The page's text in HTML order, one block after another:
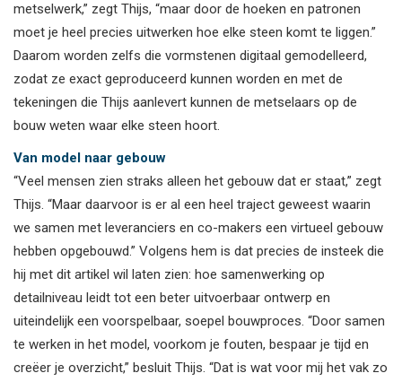
metselwerk,” zegt Thijs, “maar door de hoeken en patronen
moet je heel precies uitwerken hoe elke steen komt te liggen.”
Daarom worden zelfs die vormstenen digitaal gemodelleerd,
zodat ze exact geproduceerd kunnen worden en met de
tekeningen die Thijs aanlevert kunnen de metselaars op de
bouw weten waar elke steen hoort.
Van model naar gebouw
“Veel mensen zien straks alleen het gebouw dat er staat,” zegt
Thijs. “Maar daarvoor is er al een heel traject geweest waarin
we samen met leveranciers en co-makers een virtueel gebouw
hebben opgebouwd.” Volgens hem is dat precies de insteek die
hij met dit artikel wil laten zien: hoe samenwerking op
detailniveau leidt tot een beter uitvoerbaar ontwerp en
uiteindelijk een voorspelbaar, soepel bouwproces. “Door samen
te werken in het model, voorkom je fouten, bespaar je tijd en
creëer je overzicht,” besluit Thijs. “Dat is wat voor mij het vak zo